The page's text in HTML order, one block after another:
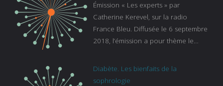
Émission « Les experts » par
Catherine Kerevel, sur la radio
France Bleu. Diffusée le 6 septembre
2018, l’émission a pour thème le
bleu :
https://www.francebleu.fr/emissions/l
Diabète. Les bienfaits de la
sophrologie